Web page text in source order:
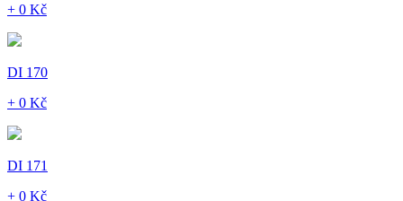
+ 0 Kč
DI 170
+ 0 Kč
DI 171
+ 0 Kč